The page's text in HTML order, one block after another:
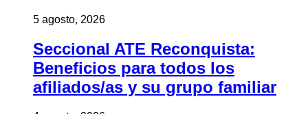
5 agosto, 2026
Seccional ATE Reconquista:
Beneficios para todos los
afiliados/as y su grupo familiar